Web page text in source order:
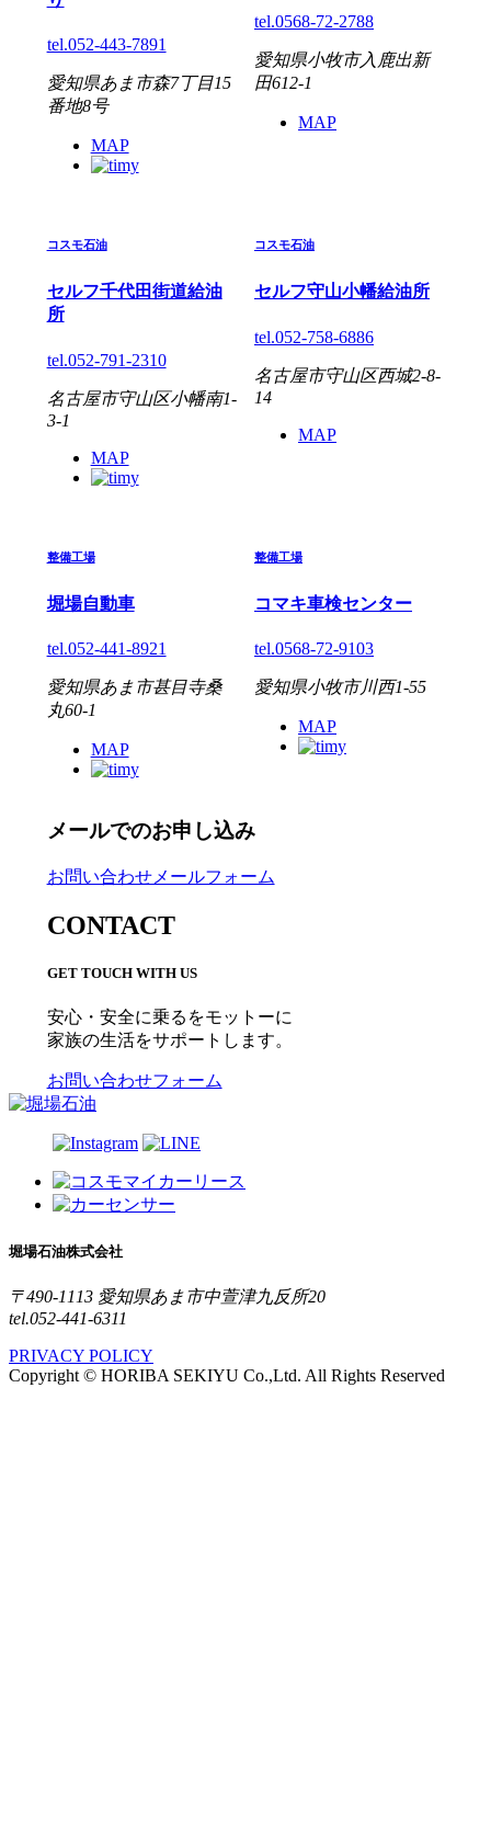
tel.052-443-7891
愛知県あま市森7丁目15
番地8号
MAP
tel.0568-72-2788
愛知県小牧市入鹿出新
田612-1
MAP
コスモ石油
セルフ千代田街道給油
所
tel.052-791-2310
名古屋市守山区小幡南1-
3-1
MAP
コスモ石油
セルフ守山小幡給油所
tel.052-758-6886
名古屋市守山区西城2-8-
14
MAP
整備工場
堀場自動車
tel.052-441-8921
愛知県あま市甚目寺桑
丸60-1
MAP
整備工場
コマキ車検センター
tel.0568-72-9103
愛知県小牧市川西1-55
MAP
メールでのお申し込み
お問い合わせメールフォーム
CONTACT
GET TOUCH WITH US
安心・安全に乗るをモットーに
家族の生活をサポートします。
お問い合わせフォーム
堀場石油株式会社
〒490-1113 愛知県あま市中萱津九反所20
tel.052-441-6311
PRIVACY POLICY
Copyright © HORIBA SEKIYU Co.,Ltd. All Rights Reserved